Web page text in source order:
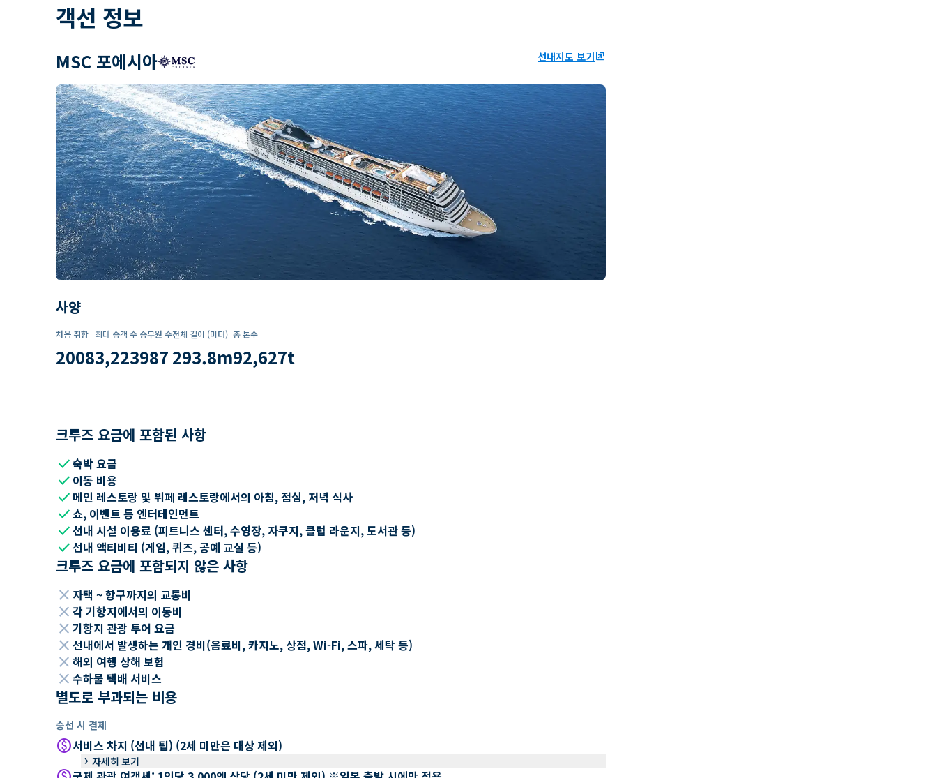
객선 정보
MSC 포에시아 선내지도 보기ungroup
사양
처음 취항
2008
최대 승객 수
3,223
승무원 수
987
전체 길이 (미터)
293.8m
총 톤수
92,627t
크루즈 요금에 포함된 사항
check숙박 요금
check 이동 비용
check 메인 레스토랑 및 뷔페 레스토랑에서의 아침, 점심, 저녁 식사
check쇼, 이벤트 등 엔터테인먼트
check선내 시설 이용료 (피트니스 센터, 수영장, 자쿠지, 클럽 라운지, 도서관 등)
check선내 액티비티 (게임, 퀴즈, 공예 교실 등)
크루즈 요금에 포함되지 않은 사항
close 자택 ~ 항구까지의 교통비
close 각 기항지에서의 이동비
close 기항지 관광 투어 요금
close 선내에서 발생하는 개인 경비(음료비, 카지노, 상점, Wi-Fi, 스파, 세탁 등)
close 해외 여행 상해 보험
close 수하물 택배 서비스
별도로 부과되는 비용
승선 시 결제
paid서비스 차지 (선내 팁) (2세 미만은 대상 제외)
keyboard_arrow_right 자세히 보기